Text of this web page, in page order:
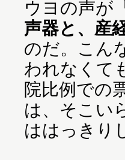
ウヨの声が
声器と、産
のだ。こん
われなくて
院比例での
は、そこい
ははっきり